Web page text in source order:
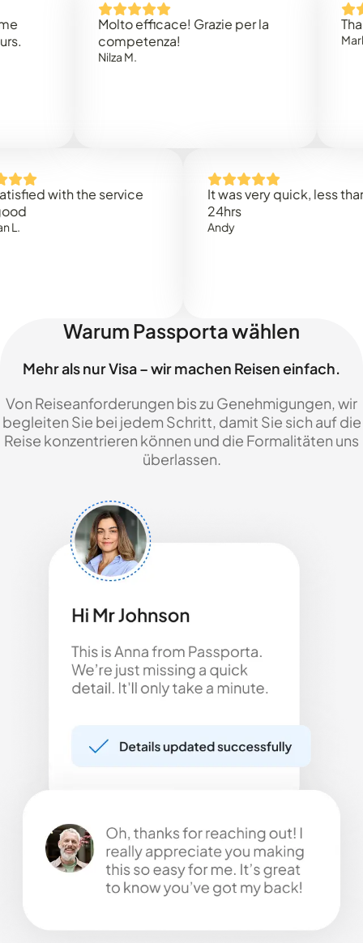
Molto efficace! Grazie per la
competenza!
Nilza M.
Thank
Mark N.
with the service
It was very quick, less than
Warum Passporta wählen
Mehr als nur Visa – wir machen Reisen einfach.
Von Reiseanforderungen bis zu Genehmigungen, wir
begleiten Sie bei jedem Schritt, damit Sie sich auf die
Reise konzentrieren können und die Formalitäten uns
überlassen.